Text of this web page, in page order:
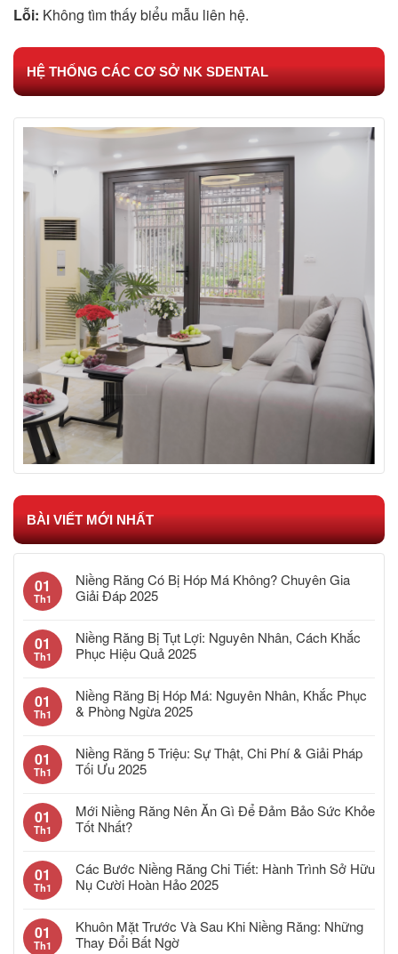
Lỗi: Không tìm thấy biểu mẫu liên hệ.
HỆ THỐNG CÁC CƠ SỞ NK SDENTAL
BÀI VIẾT MỚI NHẤT
01
Th1
Niềng Răng Có Bị Hóp Má Không? Chuyên Gia
Giải Đáp 2025
01
Th1
Niềng Răng Bị Tụt Lợi: Nguyên Nhân, Cách Khắc
Phục Hiệu Quả 2025
01
Th1
Niềng Răng Bị Hóp Má: Nguyên Nhân, Khắc Phục
& Phòng Ngừa 2025
01
Th1
Niềng Răng 5 Triệu: Sự Thật, Chi Phí & Giải Pháp
Tối Ưu 2025
01
Th1
Mới Niềng Răng Nên Ăn Gì Để Đảm Bảo Sức Khỏe
Tốt Nhất?
01
Th1
Các Bước Niềng Răng Chi Tiết: Hành Trình Sở Hữu
Nụ Cười Hoàn Hảo 2025
01
Th1
Khuôn Mặt Trước Và Sau Khi Niềng Răng: Những
Thay Đổi Bất Ngờ